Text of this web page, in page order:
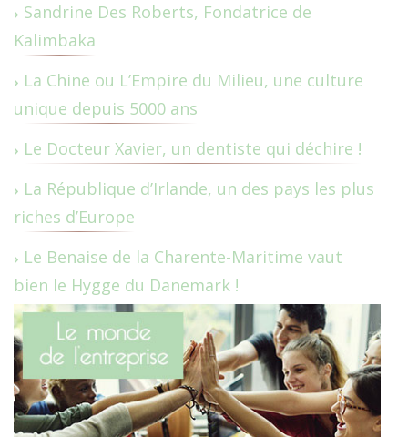
Sandrine Des Roberts, Fondatrice de
Kalimbaka
La Chine ou L’Empire du Milieu, une culture
unique depuis 5000 ans
Le Docteur Xavier, un dentiste qui déchire !
La République d’Irlande, un des pays les plus
riches d’Europe
Le Benaise de la Charente-Maritime vaut
bien le Hygge du Danemark !